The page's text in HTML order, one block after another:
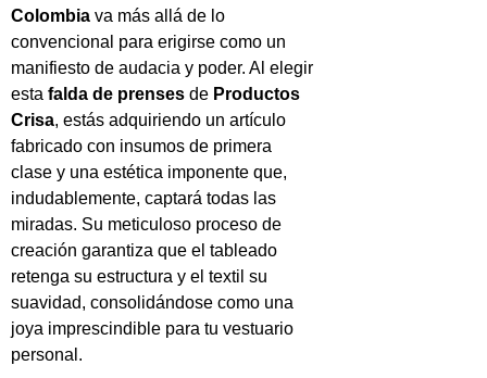
Colombia va más allá de lo
convencional para erigirse como un
manifiesto de audacia y poder. Al elegir
esta falda de prenses de Productos
Crisa, estás adquiriendo un artículo
fabricado con insumos de primera
clase y una estética imponente que,
indudablemente, captará todas las
miradas. Su meticuloso proceso de
creación garantiza que el tableado
retenga su estructura y el textil su
suavidad, consolidándose como una
joya imprescindible para tu vestuario
personal.